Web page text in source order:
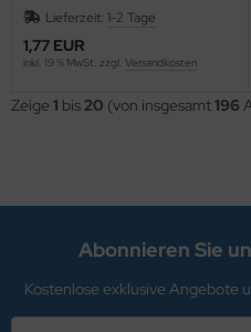
Lieferzeit: 1-2 Tage
1,77 EUR
inkl. 19 % MwSt. zzgl. Versandkosten
Zeige 1 bis 20 (von insgesamt196
Abonnieren Sie
Kostenlose exklusive Angebote
Faber